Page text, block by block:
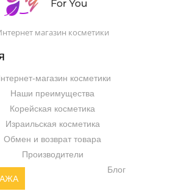
магазин косметики
магазин косметики
Наши преимущества
Корейская косметика
Израильская косметика
Обмен и возврат товара
Производители
Блог